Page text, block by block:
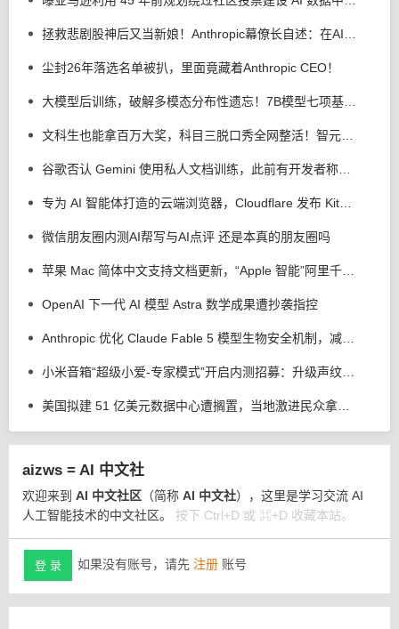
尘封26年落选名单被扒，里面竟藏着Anthropic CEO！
微信朋友圈内测AI帮写与AI点评 还是本真的朋友圈吗
OpenAI 下一代 AI 模型 Astra 数学成果遭抄袭指控
aizws = AI 中文社
欢迎来到 AI 中文社区 （简称 AI 中文社），这里是学习交流 AI
人工智能技术的中文社区。 按下 Ctrl+D 或 ⌘+D 收藏本站。
登 录 如果没有账号，请先 注册 账号